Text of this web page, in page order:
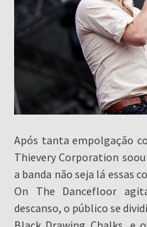
Após tanta empolgação
Thievery Corporation
a banda não seja lá essas
On The Dancefloor
descanso, o público se